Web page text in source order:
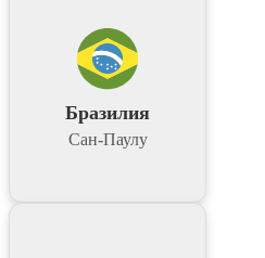
Бразилия
Сан-Паулу